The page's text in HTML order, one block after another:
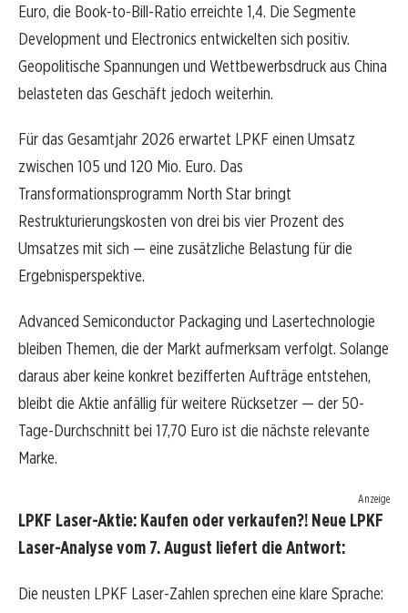
Euro, die Book-to-Bill-Ratio erreichte 1,4. Die Segmente
Development und Electronics entwickelten sich positiv.
Geopolitische Spannungen und Wettbewerbsdruck aus China
belasteten das Geschäft jedoch weiterhin.
Für das Gesamtjahr 2026 erwartet LPKF einen Umsatz
zwischen 105 und 120 Mio. Euro. Das
Transformationsprogramm North Star bringt
Restrukturierungskosten von drei bis vier Prozent des
Umsatzes mit sich — eine zusätzliche Belastung für die
Ergebnisperspektive.
Advanced Semiconductor Packaging und Lasertechnologie
bleiben Themen, die der Markt aufmerksam verfolgt. Solange
daraus aber keine konkret bezifferten Aufträge entstehen,
bleibt die Aktie anfällig für weitere Rücksetzer — der 50-
Tage-Durchschnitt bei 17,70 Euro ist die nächste relevante
Marke.
Anzeige
LPKF Laser-Aktie: Kaufen oder verkaufen?! Neue LPKF
Laser-Analyse vom 7. August liefert die Antwort:
Die neusten LPKF Laser-Zahlen sprechen eine klare Sprache: